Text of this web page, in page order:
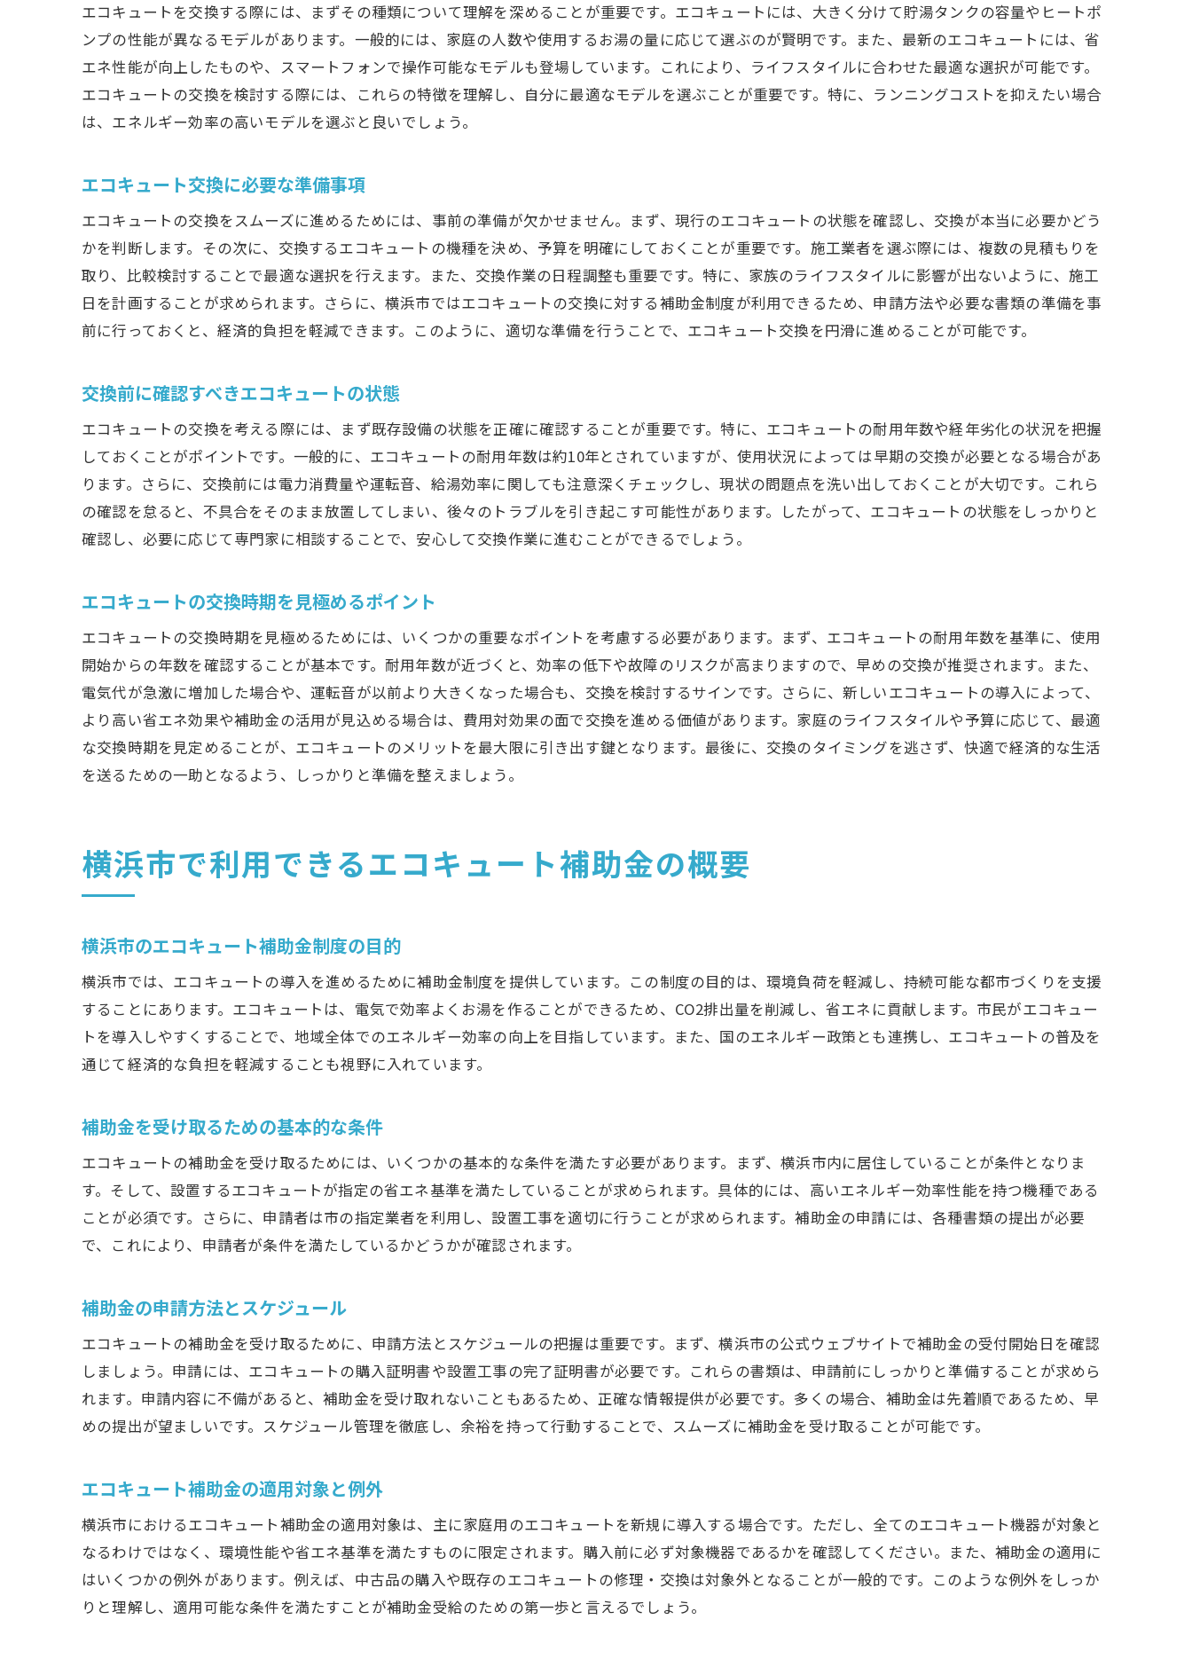
効果的な補助金申請に必要なステップ
神奈川県のエコキュート補助金活用法
補助金申請時のよくあるミスとその回避法
神奈川県でのエコキュート交換の成功事例
書類準備の際に気を付けるべきポイント
エコキュート補助金申請のための書類提出先
書類不備による申請却下を防ぐには
オンライン申請と紙媒体申請の違い
複数業者からの見積もり取得の重要性
業者選びの際にチェックすべきサービス内容
エコキュート交換での価格交渉術
優良業者を選ぶための口コミ活用法
アフターサービスと保証の比較ポイント
エコキュート交換の事前準備と計画
業者との契約から施工までの流れ
施工時に注意すべき安全対策
交換作業のチェックポイント
エコキュート交換完了後にするべきこと
交換後のアフターケアとメンテナンス
交換後のエコキュートの効率的な使い方
エコキュートと太陽光発電の連携でコスト削減
エコキュートを交換する際には、まずその種類について理解を深めることが重要です。エコキュートには、大きく分けて貯湯タンクの容量やヒートポ
ンプの性能が異なるモデルがあります。一般的には、家庭の人数や使用するお湯の量に応じて選ぶのが賢明です。また、最新のエコキュートには、省
エネ性能が向上したものや、スマートフォンで操作可能なモデルも登場しています。これにより、ライフスタイルに合わせた最適な選択が可能です。
エコキュートの交換を検討する際には、これらの特徴を理解し、自分に最適なモデルを選ぶことが重要です。特に、ランニングコストを抑えたい場合
は、エネルギー効率の高いモデルを選ぶと良いでしょう。
エコキュート交換に必要な準備事項
エコキュートの交換をスムーズに進めるためには、事前の準備が欠かせません。まず、現行のエコキュートの状態を確認し、交換が本当に必要かどう
かを判断します。その次に、交換するエコキュートの機種を決め、予算を明確にしておくことが重要です。施工業者を選ぶ際には、複数の見積もりを
取り、比較検討することで最適な選択を行えます。また、交換作業の日程調整も重要です。特に、家族のライフスタイルに影響が出ないように、施工
日を計画することが求められます。さらに、横浜市ではエコキュートの交換に対する補助金制度が利用できるため、申請方法や必要な書類の準備を事
前に行っておくと、経済的負担を軽減できます。このように、適切な準備を行うことで、エコキュート交換を円滑に進めることが可能です。
交換前に確認すべきエコキュートの状態
エコキュートの交換を考える際には、まず既存設備の状態を正確に確認することが重要です。特に、エコキュートの耐用年数や経年劣化の状況を把握
しておくことがポイントです。一般的に、エコキュートの耐用年数は約10年とされていますが、使用状況によっては早期の交換が必要となる場合があ
ります。さらに、交換前には電力消費量や運転音、給湯効率に関しても注意深くチェックし、現状の問題点を洗い出しておくことが大切です。これら
の確認を怠ると、不具合をそのまま放置してしまい、後々のトラブルを引き起こす可能性があります。したがって、エコキュートの状態をしっかりと
確認し、必要に応じて専門家に相談することで、安心して交換作業に進むことができるでしょう。
エコキュートの交換時期を見極めるポイント
エコキュートの交換時期を見極めるためには、いくつかの重要なポイントを考慮する必要があります。まず、エコキュートの耐用年数を基準に、使用
開始からの年数を確認することが基本です。耐用年数が近づくと、効率の低下や故障のリスクが高まりますので、早めの交換が推奨されます。また、
電気代が急激に増加した場合や、運転音が以前より大きくなった場合も、交換を検討するサインです。さらに、新しいエコキュートの導入によって、
より高い省エネ効果や補助金の活用が見込める場合は、費用対効果の面で交換を進める価値があります。家庭のライフスタイルや予算に応じて、最適
な交換時期を見定めることが、エコキュートのメリットを最大限に引き出す鍵となります。最後に、交換のタイミングを逃さず、快適で経済的な生活
を送るための一助となるよう、しっかりと準備を整えましょう。
横浜市で利用できるエコキュート補助金の概要
横浜市のエコキュート補助金制度の目的
横浜市では、エコキュートの導入を進めるために補助金制度を提供しています。この制度の目的は、環境負荷を軽減し、持続可能な都市づくりを支援
することにあります。エコキュートは、電気で効率よくお湯を作ることができるため、CO2排出量を削減し、省エネに貢献します。市民がエコキュー
トを導入しやすくすることで、地域全体でのエネルギー効率の向上を目指しています。また、国のエネルギー政策とも連携し、エコキュートの普及を
通じて経済的な負担を軽減することも視野に入れています。
補助金を受け取るための基本的な条件
エコキュートの補助金を受け取るためには、いくつかの基本的な条件を満たす必要があります。まず、横浜市内に居住していることが条件となりま
す。そして、設置するエコキュートが指定の省エネ基準を満たしていることが求められます。具体的には、高いエネルギー効率性能を持つ機種である
ことが必須です。さらに、申請者は市の指定業者を利用し、設置工事を適切に行うことが求められます。補助金の申請には、各種書類の提出が必要
で、これにより、申請者が条件を満たしているかどうかが確認されます。
補助金の申請方法とスケジュール
エコキュートの補助金を受け取るために、申請方法とスケジュールの把握は重要です。まず、横浜市の公式ウェブサイトで補助金の受付開始日を確認
しましょう。申請には、エコキュートの購入証明書や設置工事の完了証明書が必要です。これらの書類は、申請前にしっかりと準備することが求めら
れます。申請内容に不備があると、補助金を受け取れないこともあるため、正確な情報提供が必要です。多くの場合、補助金は先着順であるため、早
めの提出が望ましいです。スケジュール管理を徹底し、余裕を持って行動することで、スムーズに補助金を受け取ることが可能です。
エコキュート補助金の適用対象と例外
横浜市におけるエコキュート補助金の適用対象は、主に家庭用のエコキュートを新規に導入する場合です。ただし、全てのエコキュート機器が対象と
なるわけではなく、環境性能や省エネ基準を満たすものに限定されます。購入前に必ず対象機器であるかを確認してください。また、補助金の適用に
はいくつかの例外があります。例えば、中古品の購入や既存のエコキュートの修理・交換は対象外となることが一般的です。このような例外をしっか
りと理解し、適用可能な条件を満たすことが補助金受給のための第一歩と言えるでしょう。